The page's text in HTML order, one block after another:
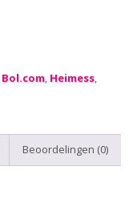
Bol.com, Heimess,
Beoordelingen (0)